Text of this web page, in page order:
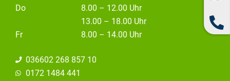
Do
8.00 – 12.00 Uhr
13.00 – 18.00 Uhr
Fr
8.00 – 14.00 Uhr
036602 268 857 10
0172 1484 441